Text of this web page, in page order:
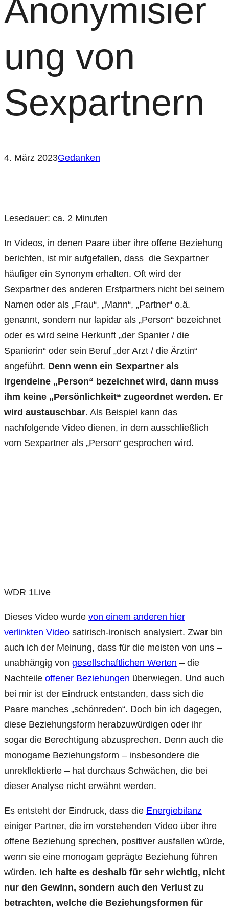
Anonymisier
ung von
Sexpartnern
4. März 2023Gedanken
Lesedauer: ca. 2 Minuten
In Videos, in denen Paare über ihre offene Beziehung
berichten, ist mir aufgefallen, dass die Sexpartner
häufiger ein Synonym erhalten. Oft wird der
Sexpartner des anderen Erstpartners nicht bei seinem
Namen oder als „Frau“, „Mann“, „Partner“ o.ä.
genannt, sondern nur lapidar als „Person“ bezeichnet
oder es wird seine Herkunft „der Spanier / die
Spanierin“ oder sein Beruf „der Arzt / die Ärztin“
angeführt. Denn wenn ein Sexpartner als
irgendeine „Person“ bezeichnet wird, dann muss
ihm keine „Persönlichkeit“ zugeordnet werden. Er
wird austauschbar. Als Beispiel kann das
nachfolgende Video dienen, in dem ausschließlich
vom Sexpartner als „Person“ gesprochen wird.
WDR 1Live
Dieses Video wurde von einem anderen hier
verlinkten Video satirisch-ironisch analysiert. Zwar bin
auch ich der Meinung, dass für die meisten von uns –
unabhängig von gesellschaftlichen Werten – die
Nachteile offener Beziehungen überwiegen. Und auch
bei mir ist der Eindruck entstanden, dass sich die
Paare manches „schönreden“. Doch bin ich dagegen,
diese Beziehungsform herabzuwürdigen oder ihr
sogar die Berechtigung abzusprechen. Denn auch die
monogame Beziehungsform – insbesondere die
unrekflektierte – hat durchaus Schwächen, die bei
dieser Analyse nicht erwähnt werden.
Es entsteht der Eindruck, dass die Energiebilanz
einiger Partner, die im vorstehenden Video über ihre
offene Beziehung sprechen, positiver ausfallen würde,
wenn sie eine monogam geprägte Beziehung führen
würden. Ich halte es deshalb für sehr wichtig, nicht
nur den Gewinn, sondern auch den Verlust zu
betrachten, welche die Beziehungsformen für